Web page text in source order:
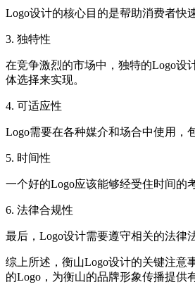
Logo设计的核心目的是帮助消费者快
3. 独特性
在竞争激烈的市场中，独特的Logo设
体选择来实现。
4. 可适应性
Logo需要在各种媒介和场合中使用，
5. 时间性
一个好的Logo应该能够经受住时间的
6. 法律合规性
最后，Logo设计需要遵守相关的法律
综上所述，衡山Logo设计的关键注意
的Logo，为衡山的品牌形象传播提供